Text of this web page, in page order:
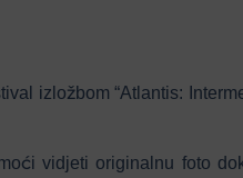
izložbom “Atlantis:
vidjeti originalnu foto